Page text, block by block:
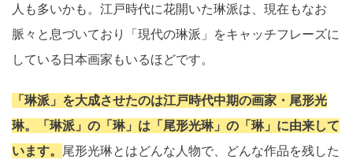
人も多いかも。江戸時代に花開いた琳派は、現在もなお
脈々と息づいており「現代の琳派」をキャッチフレーズに
している日本画家もいるほどです。
「琳派」を大成させたのは江戸時代中期の画家・尾形光
琳。「琳派」の「琳」は「尾形光琳」の「琳」に由来して
います。
尾形光琳とはどんな人物で、どんな作品を残した